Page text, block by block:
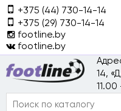
14,
+375 (44) 730-14-14
+375 (29) 730-14-14
footline.by
footline.by